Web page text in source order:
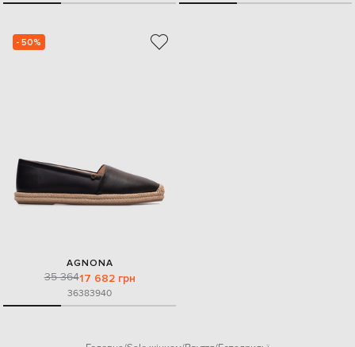
- 50%
AGNONA
35 36417 682 грн
36383940